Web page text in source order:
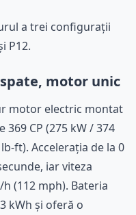
a trei configurații
P12.
motor unic
motor electric montat
CP (275 kW / 374
ft). Accelerația de la 0
iar viteza
(112 mph). Bateria
kWh și oferă o